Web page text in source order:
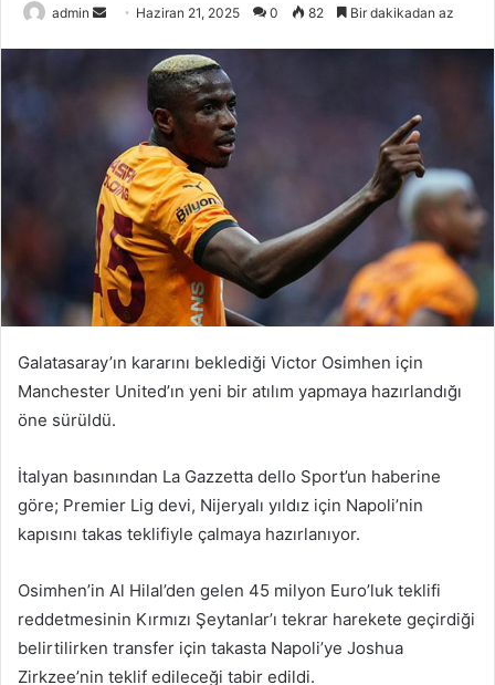
admin
Bir
göndermek
Haziran 21, 2025 0 82 Bir dakikadan az
Galatasaray’ın kararını beklediği Victor Osimhen için
Manchester United’ın yeni bir atılım yapmaya hazırlandığı
öne sürüldü.
İtalyan basınından La Gazzetta dello Sport’un haberine
göre; Premier Lig devi, Nijeryalı yıldız için Napoli’nin
kapısını takas teklifiyle çalmaya hazırlanıyor.
Osimhen’in Al Hilal’den gelen 45 milyon Euro’luk teklifi
reddetmesinin Kırmızı Şeytanlar’ı tekrar harekete geçirdiği
belirtilirken transfer için takasta Napoli’ye Joshua
Zirkzee’nin teklif edileceği tabir edildi.